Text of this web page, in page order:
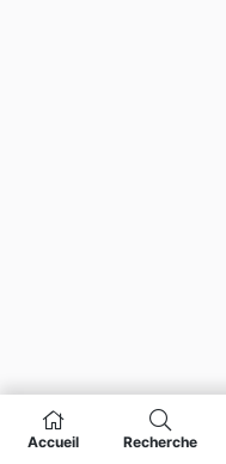
Accueil Recherche